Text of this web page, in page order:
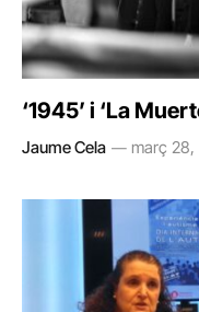
‘1945’ i ‘La
Jaume Cela març 28,